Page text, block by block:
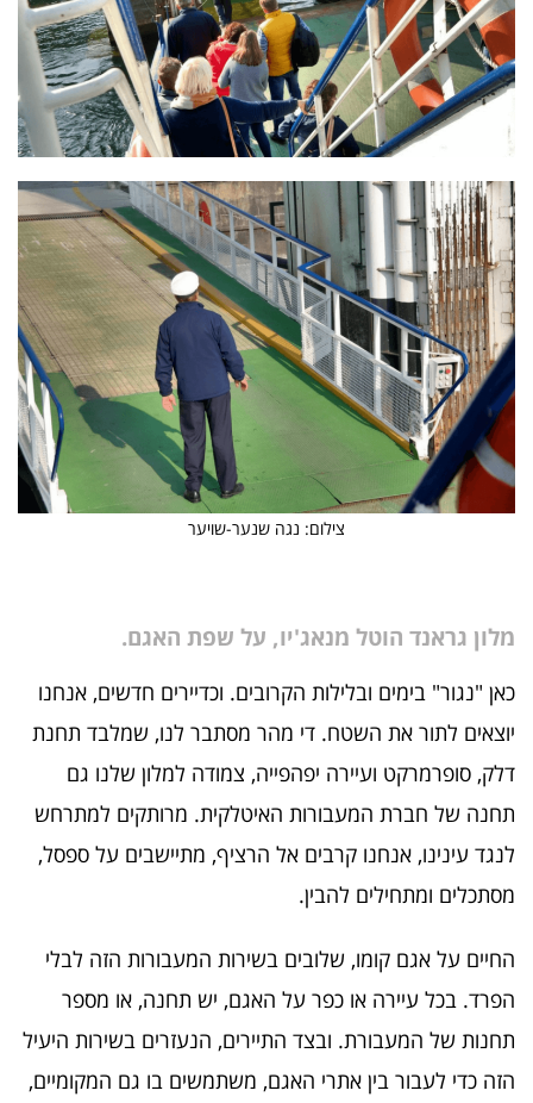
צילום: נגה שנער-שויער
מלון גראנד הוטל מנאג'יו, על שפת האגם.
כאן "נגור" בימים ובלילות הקרובים. וכדיירים חדשים, אנחנו
יוצאים לתור את השטח. די מהר מסתבר לנו, שמלבד תחנת
דלק, סופרמרקט ועיירה יפהפייה, צמודה למלון שלנו גם
תחנה של חברת המעבורות האיטלקית. מרותקים למתרחש
לנגד עינינו, אנחנו קרבים אל הרציף, מתיישבים על ספסל,
מסתכלים ומתחילים להבין.
החיים על אגם קומו, שלובים בשירות המעבורות הזה לבלי
הפרד. בכל עיירה או כפר על האגם, יש תחנה, או מספר
תחנות של המעבורת. ובצד התיירים, הנעזרים בשירות היעיל
הזה כדי לעבור בין אתרי האגם, משתמשים בו גם המקומיים,